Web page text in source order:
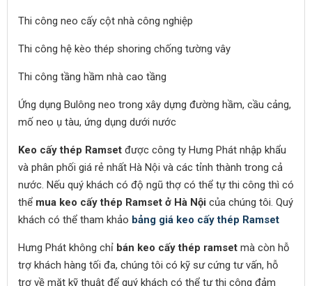
Thi công neo cấy cột nhà công nghiệp
Thi công hệ kèo thép shoring chống tường vây
Thi công tầng hầm nhà cao tầng
Ứng dụng Bulông neo trong xây dựng đường hầm, cầu cảng,
mố neo ụ tàu, ứng dụng dưới nước
Keo cấy thép Ramset được công ty Hưng Phát nhập khẩu
và phân phối giá rẻ nhất Hà Nội và các tỉnh thành trong cả
nước. Nếu quý khách có độ ngũ thợ có thể tự thi công thì có
thể mua keo cấy thép Ramset ở Hà Nội của chúng tôi. Quý
khách có thể tham khảo bảng giá keo cấy thép Ramset
Hưng Phát không chỉ bán keo cấy thép ramset mà còn hỗ
trợ khách hàng tối đa, chúng tôi có kỹ sư cứng tư vấn, hỗ
trợ về mặt kỹ thuật để quý khách có thể tự thi công đảm